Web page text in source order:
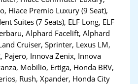
Hiace Premio Luxury (9 Seat),
Suites (7 Seats), ELF Long, ELF
Alphard Facelift, Alphard
Cruiser, Sprinter, Lexus LM,
Pajero, Innova Zenix, Innova
Mobilio, Ertiga, Honda BRV,
Rush, Xpander, Honda City